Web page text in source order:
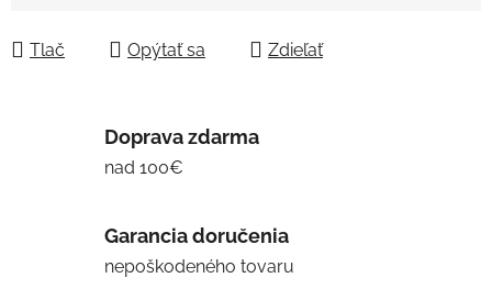
Tlač Opýtať sa Zdieľať
Doprava zdarma
nad 100€
Garancia doručenia
nepoškodeného tovaru